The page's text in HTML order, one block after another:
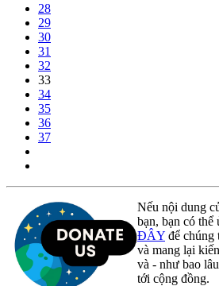
28
29
30
31
32
33
34
35
36
37
Nếu nội dung
bạn, bạn có thể
ĐÂY để chúng
và mang lại
và - như bao
tới cộng đồng.